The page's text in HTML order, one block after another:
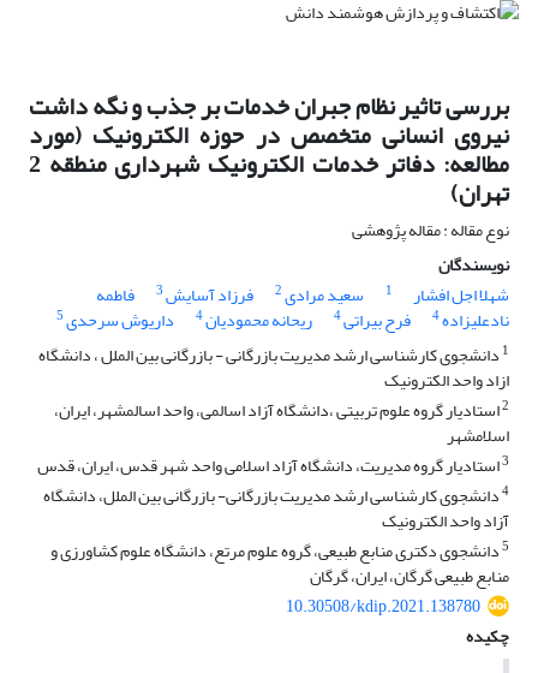
بررسی تاثیر نظام جبران خدمات بر جذب و نگه داشت
نیروی انسانی متخصص در حوزه الکترونیک (مورد
مطالعه: دفاتر خدمات الکترونیک شهرداری منطقه 2
تهران)
نوع مقاله : مقاله پژوهشی
نویسندگان
شهلا اجل افشار
1 سعید مرادی2 فرزاد آسایش3 فاطمه
نادعلیزاده4 فرح بیراتی4 ریحانه محمودیان4 داریوش سرحدی5
1 دانشجوی کارشناسی ارشد مدیریت بازرگانی - بازرگانی بین الملل ، دانشگاه
ازاد واحد الکترونیک
2استادیار گروه علوم تربیتی ،دانشگاه آزاد اسالمی، واحد اسالمشهر، ایران،
اسلامشهر
3استادیار گروه مدیریت، دانشگاه آزاد اسلامی واحد شهر قدس، ایران، قدس
4دانشجوی کارشناسی ارشد مدیریت بازرگانی- بازرگانی بین الملل، دانشگاه
آزاد واحد الکترونیک
5دانشجوی دکتری منابع طبیعی، گروه علوم مرتع، دانشگاه علوم کشاورزی و
منابع طبیعی گرگان، ایران، گرگان
10.30508/kdip.2021.138780
چکیده